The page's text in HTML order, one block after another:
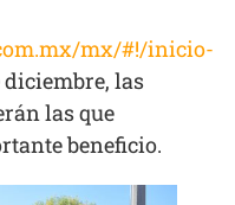
mx/#!/inicio-
diciembre, las
las que
beneficio.